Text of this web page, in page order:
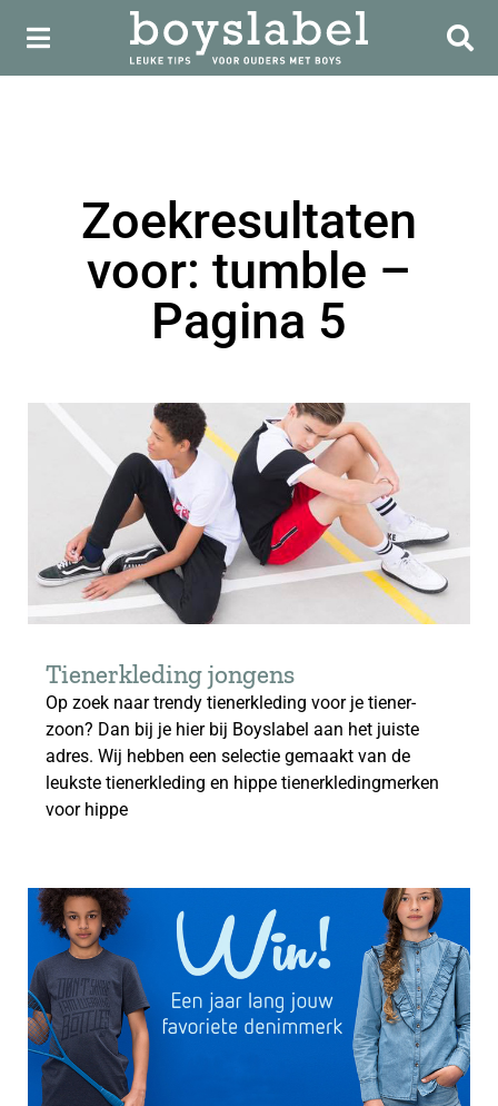
Zoekresultaten
voor: tumble –
Pagina 5
Tienerkleding jongens
Op zoek naar trendy tienerkleding voor je tiener-
zoon? Dan bij je hier bij Boyslabel aan het juiste
adres. Wij hebben een selectie gemaakt van de
leukste tienerkleding en hippe tienerkledingmerken
voor hippe